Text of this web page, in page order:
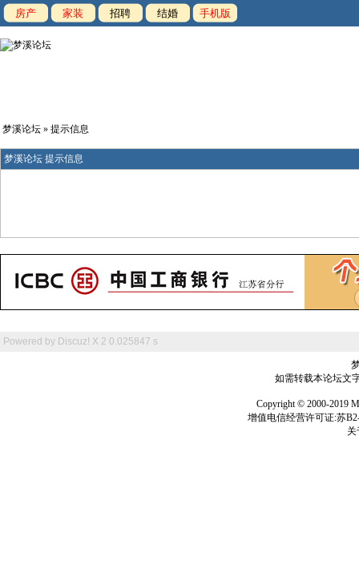
房产 家装 招聘 结婚 手机版
梦溪论坛 » 提示信息
梦溪论坛 提示信息
Powered by Discuz! X 2 0.025847 s
如需转载本论坛文
Copyright © 2000-2019
增值电信经营许可证:苏
关